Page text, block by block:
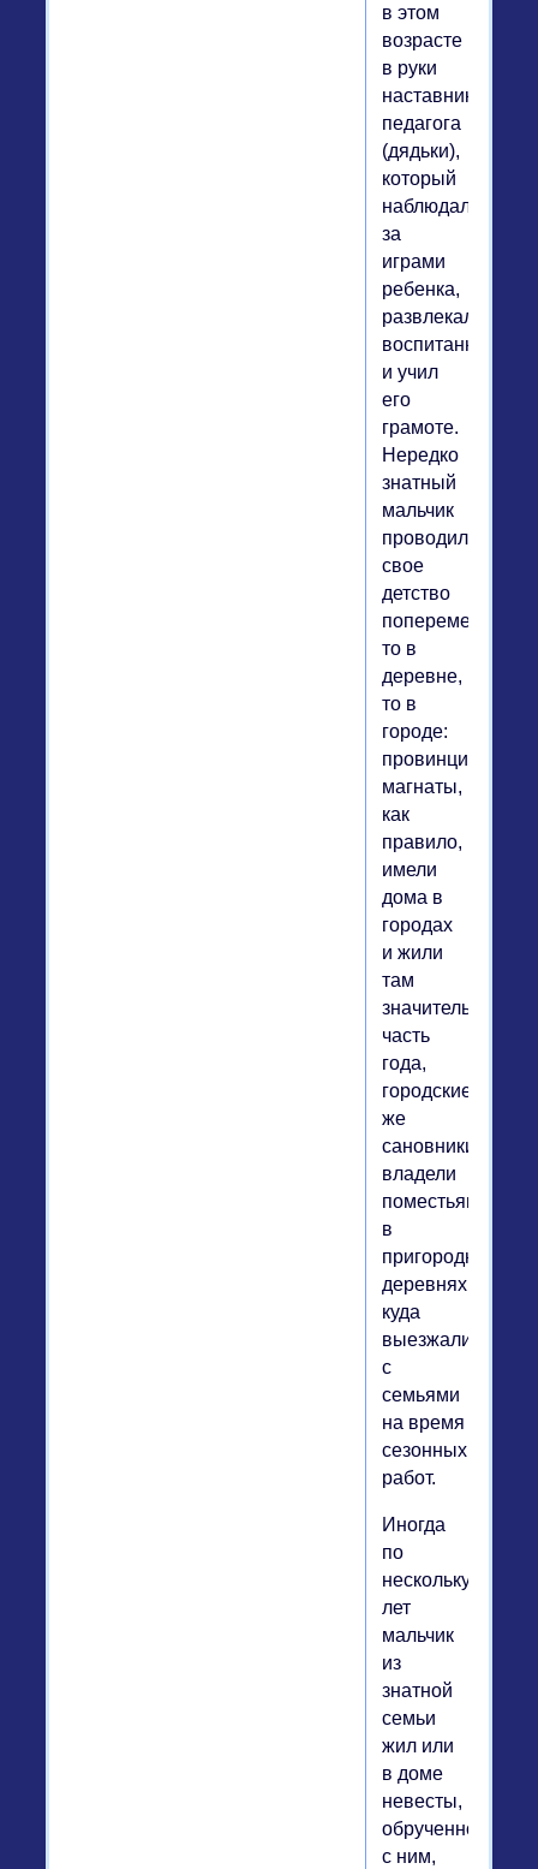
в этом
возрасте
в руки
наставника-
педагога
(дядьки),
который
наблюдал
за
играми
ребенка,
развлекал
воспитанника
и учил
его
грамоте.
Нередко
знатный
мальчик
проводил
свое
детство
попеременно
то в
деревне,
то в
городе:
провинциальные
магнаты,
как
правило,
имели
дома в
городах
и жили
там
значительную
часть
года,
городские
же
сановники
владели
поместьями
в
пригородных
деревнях,
куда
выезжали
с
семьями
на время
сезонных
работ.
Иногда
по
нескольку
лет
мальчик
из
знатной
семьи
жил или
в доме
невесты,
обрученной
с ним,